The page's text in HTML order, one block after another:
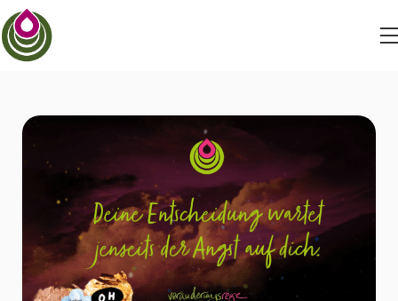
BEYONDSTRUGGLE
BEYONDDRAMA
BEYONDFEAR